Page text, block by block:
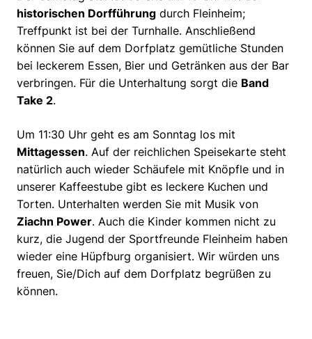
historischen Dorfführung durch Fleinheim;
Treffpunkt ist bei der Turnhalle. Anschließend
können Sie auf dem Dorfplatz gemütliche Stunden
bei leckerem Essen, Bier und Getränken aus der Bar
verbringen. Für die Unterhaltung sorgt die Band
Take 2.
Um 11:30 Uhr geht es am Sonntag los mit
Mittagessen. Auf der reichlichen Speisekarte steht
natürlich auch wieder Schäufele mit Knöpfle und in
unserer Kaffeestube gibt es leckere Kuchen und
Torten. Unterhalten werden Sie mit Musik von
Ziachn Power. Auch die Kinder kommen nicht zu
kurz, die Jugend der Sportfreunde Fleinheim haben
wieder eine Hüpfburg organisiert. Wir würden uns
freuen, Sie/Dich auf dem Dorfplatz begrüßen zu
können.